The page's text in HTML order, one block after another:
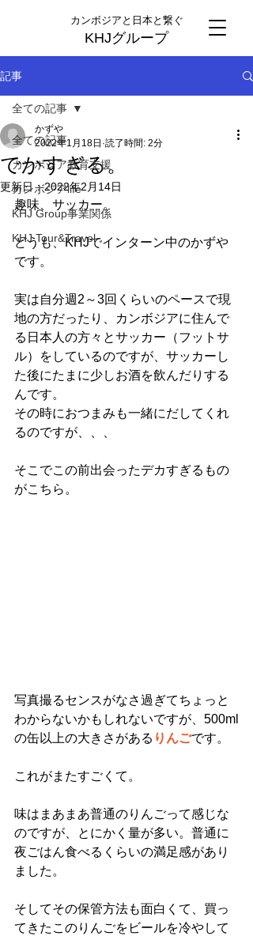
カンボジアと日本と繋ぐ
KHJグループ
記事
全ての記事
カンボジア教育支援
カンボジアlife
KHJ Group事業関係
KHJ Tour&Travel
全ての記事
でかすぎる。
かずや
2022年1月18日 読了時間: 2分
更新日：2022年2月14日
趣味、サッカー。
どうも、KHJでインターン中のかずや
です。
実は自分週2～3回くらいのペースで現
地の方だったり、カンボジアに住んで
る日本人の方々とサッカー（フットサ
ル）をしているのですが、サッカーし
た後にたまに少しお酒を飲んだりする
んです。
その時におつまみも一緒にだしてくれ
るのですが、、、
そこでこの前出会ったデカすぎるもの
がこちら。
写真撮るセンスがなさ過ぎてちょっと
わからないかもしれないですが、500ml
の缶以上の大きさがある りんごです。
これがまたすごくて。
味はまあまあ普通のりんごって感じな
のですが、とにかく量が多い。普通に
夜ごはん食べるくらいの満足感があり
ました。
そしてその保管方法も面白くて、買っ
てきたこのりんごをビールを冷やして